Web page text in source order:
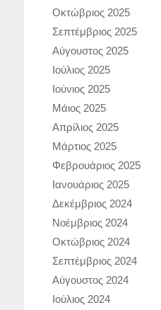
Οκτώβριος 2025
Σεπτέμβριος 2025
Αύγουστος 2025
Ιούλιος 2025
Ιούνιος 2025
Μάιος 2025
Απρίλιος 2025
Μάρτιος 2025
Φεβρουάριος 2025
Ιανουάριος 2025
Δεκέμβριος 2024
Νοέμβριος 2024
Οκτώβριος 2024
Σεπτέμβριος 2024
Αύγουστος 2024
Ιούλιος 2024